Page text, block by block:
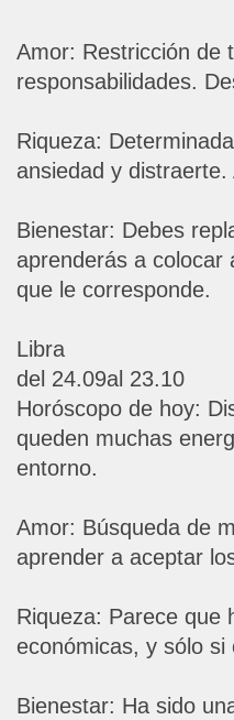
Amor: Restricción de
responsabilidades.
Riqueza:
ansiedad y
Bienestar: Debes
aprenderás a colocar
que le corresponde.
Libra
del 24.09al 23.10
Horóscopo de hoy:
queden muchas
entorno.
Amor: Búsqueda de
aprender a aceptar
Riqueza: Parece que
económicas, y sólo
Bienestar: Ha sido